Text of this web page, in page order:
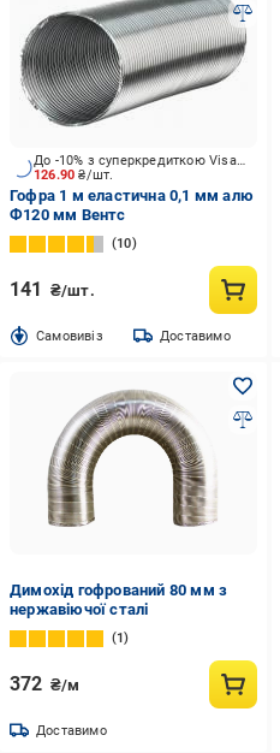
126.90₴/шт.
До -10% з суперкредиткою Visa Вигода
Гофра 1 м еластична 0,1 мм алю
Ф120 мм Вентс
10
141 ₴/шт.
Cамовивіз Доставимо
Димохід гофрований 80 мм з
нержавіючої сталі
1
372 ₴/м
Доставимо